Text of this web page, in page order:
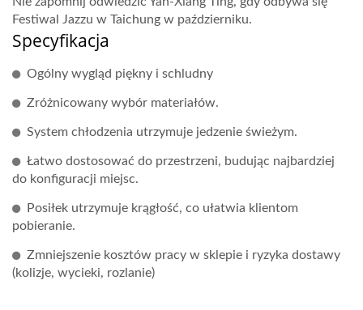
Festiwal Jazzu w Taichung w październiku.
Specyfikacja
Ogólny wygląd piękny i schludny
Zróżnicowany wybór materiałów.
System chłodzenia utrzymuje jedzenie świeżym.
Łatwo dostosować do przestrzeni, budując najbardziej
do konfiguracji miejsc.
Posiłek utrzymuje krągłość, co ułatwia klientom
pobieranie.
Zmniejszenie kosztów pracy w sklepie i ryzyka dostawy
(kolizje, wycieki, rozlanie)